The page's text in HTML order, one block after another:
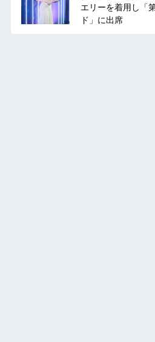
エリーを着用し「
ド」に出席